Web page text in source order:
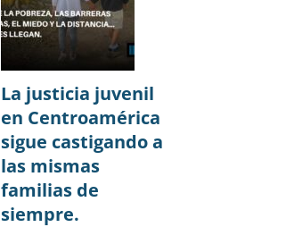
La justicia juvenil
en Centroamérica
sigue castigando a
las mismas
familias de
siempre.